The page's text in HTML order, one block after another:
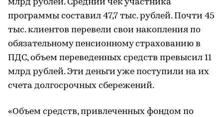
млрд рублей. Средний чек участника
программы составил 47,7 тыс. рублей. Почти 45
тыс. клиентов перевели свои накопления по
обязательному пенсионному страхованию в
ПДС, объем переведенных средств превысил 11
млрд рублей. Эти деньги уже поступили на их
счета долгосрочных сбережений.
«Объем средств, привлеченных фондом по